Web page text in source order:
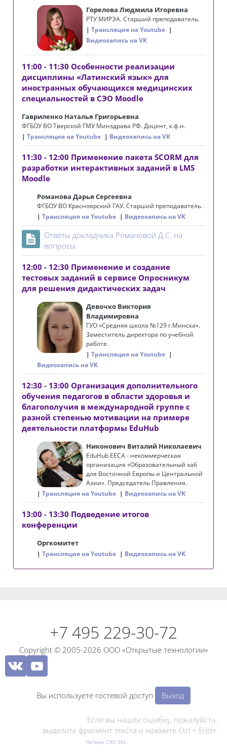
Горелова Людмила Игоревна
РТУ МИРЭА. Старший преподаватель.
Трансляция на Youtube
Видеозапись на VK
11:00 - 11:30 Особенности реализации
дисциплины ‭«Латинский язык» для
иностранных обучающихся медицинских
специальностей в СЭО Moodle
Гавриленко Наталья Григорьевна
ФГБОУ ВО Тверской ГМУ Минздрава РФ. Доцент, к.ф.н.
Трансляция на Youtube
Видеозапись на VK
11:30 - 12:00 Применение пакета SCORM для
разработки интерактивных заданий в LMS
Moodle
Романова Дарья Сергеевна
ФГБОУ ВО Красноярский ГАУ. Старший преподаватель.
Трансляция на Youtube
Видеозапись на VK
Ответы докладчика Романовой Д.С. на
вопросы
12:00 - 12:30 Применение и создание
тестовых заданий в сервисе Опросникум
для решения дидактических задач
Девочко Виктория
Владимировна
ГУО «Средняя школа №129 г.Минска».
Заместитель директора по учебной
работе.
Трансляция на Youtube
Видеозапись на VK
12:30 - 13:00 Организация дополнительного
обучения педагогов в области здоровья и
благополучия в международной группе с
разной степенью мотивации на примере
деятельности платформы EduHub
Никонович Виталий Николаевич
EduHub EECA - некоммерческая
организация «Образовательный хаб
для Восточной Европы и Центральной
Азии». Председатель Правления.
Трансляция на Youtube
Видеозапись на VK
13:00 - 13:30 Подведение итогов
конференции
Оргкомитет
Трансляция на Youtube Видеозапись на VK
+7 495 229-30-72
Copyright © 2005-2026 ООО «Открытые технологии»
Вы используете гостевой доступ Выход
Если вы нашли ошибку, пожалуйста,
выделите фрагмент текста и нажмите Ctrl + Enter
На базе СЭО 3KL